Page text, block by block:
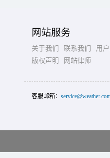
网站服务
关于我们 联系我们
用
版权声明
网站律师
客服邮箱：